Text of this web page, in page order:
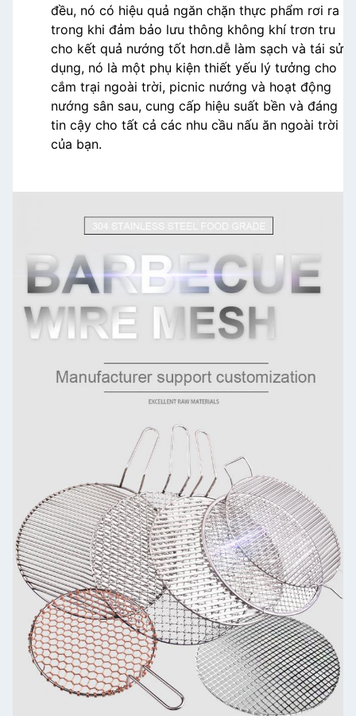
đều, nó có hiệu quả ngăn chặn thực phẩm rơi ra
trong khi đảm bảo lưu thông không khí trơn tru
cho kết quả nướng tốt hơn.dễ làm sạch và tái sử
dụng, nó là một phụ kiện thiết yếu lý tưởng cho
cắm trại ngoài trời, picnic nướng và hoạt động
nướng sân sau, cung cấp hiệu suất bền và đáng
tin cậy cho tất cả các nhu cầu nấu ăn ngoài trời
của bạn.